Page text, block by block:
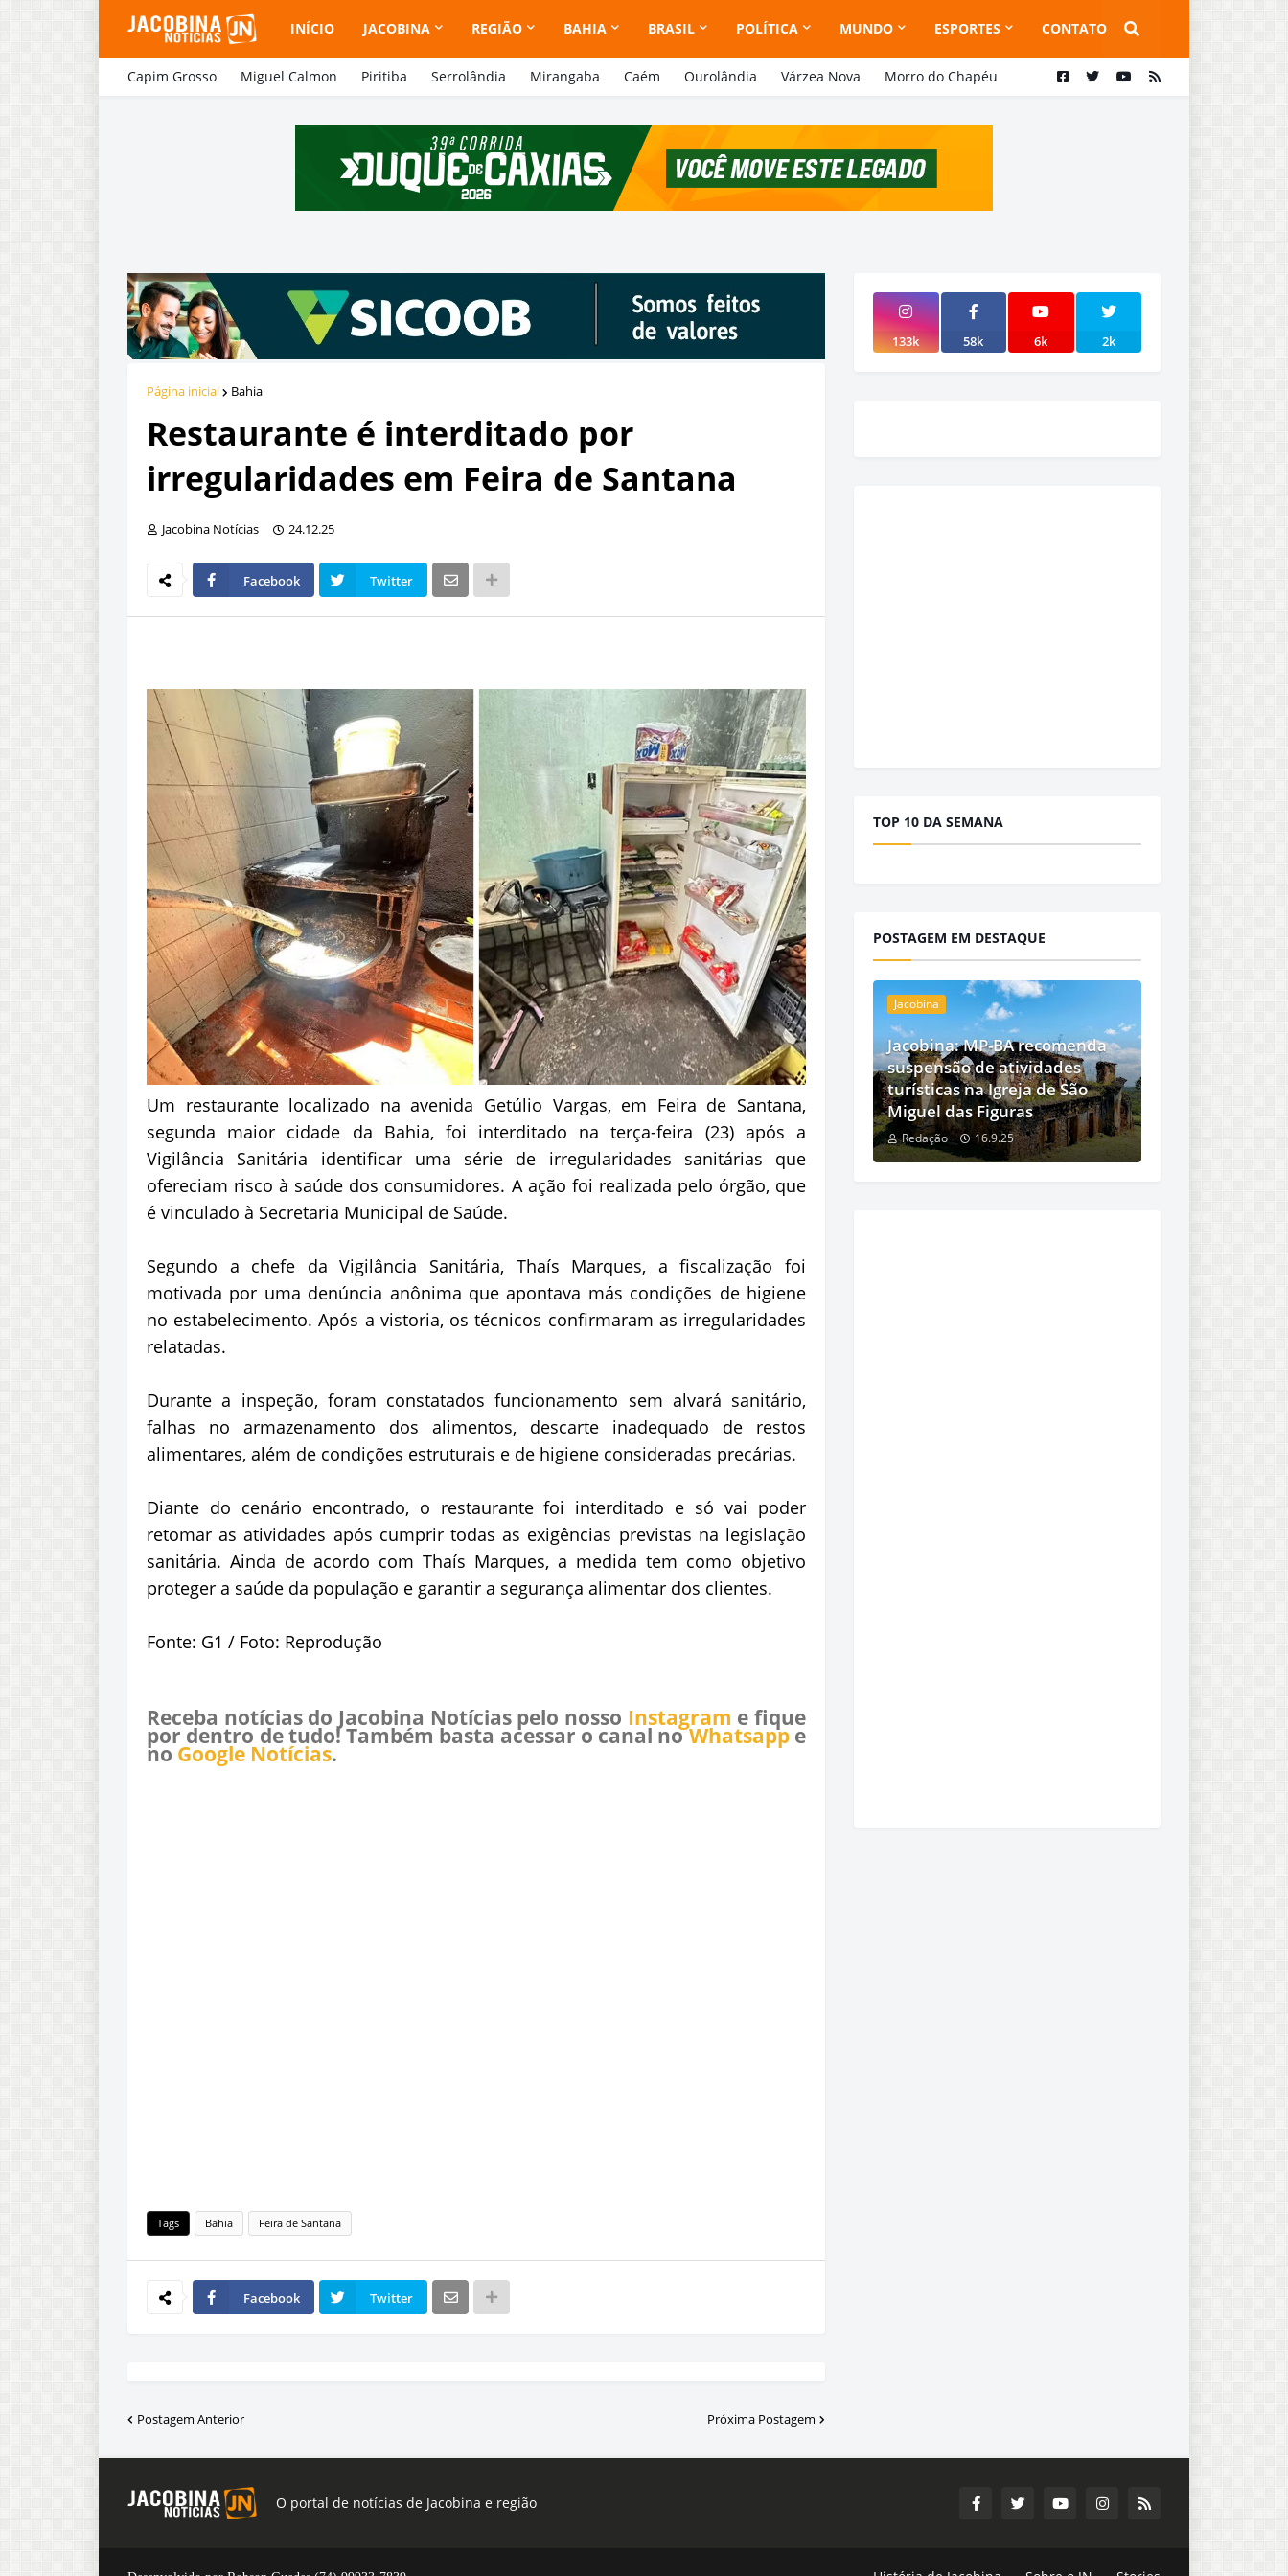
INÍCIO JACOBINA REGIÃO BAHIA BRASIL POLÍTICA MUNDO ESPORTES CONTATO
Capim Grosso Miguel Calmon Piritiba Serrolândia Mirangaba Caém Ourolândia Várzea Nova Morro do Chapéu
Página inicial Bahia
Restaurante é interditado por
irregularidades em Feira de Santana
Jacobina Notícias 24.12.25
Facebook Twitter
Um restaurante localizado na avenida Getúlio Vargas, em Feira de Santana,
segunda maior cidade da Bahia, foi interditado na terça-feira (23) após a
Vigilância Sanitária identificar uma série de irregularidades sanitárias que
ofereciam risco à saúde dos consumidores. A ação foi realizada pelo órgão, que
é vinculado à Secretaria Municipal de Saúde.
Segundo a chefe da Vigilância Sanitária, Thaís Marques, a fiscalização foi
motivada por uma denúncia anônima que apontava más condições de higiene
no estabelecimento. Após a vistoria, os técnicos confirmaram as irregularidades
relatadas.
Durante a inspeção, foram constatados funcionamento sem alvará sanitário,
falhas no armazenamento dos alimentos, descarte inadequado de restos
alimentares, além de condições estruturais e de higiene consideradas precárias.
Diante do cenário encontrado, o restaurante foi interditado e só vai poder
retomar as atividades após cumprir todas as exigências previstas na legislação
sanitária. Ainda de acordo com Thaís Marques, a medida tem como objetivo
proteger a saúde da população e garantir a segurança alimentar dos clientes.
Fonte: G1 / Foto: Reprodução
Receba notícias do Jacobina Notícias pelo nosso Instagram e fique
por dentro de tudo! Também basta acessar o canal noWhatsappe
no Google Notícias.
Tags Bahia Feira de Santana
Facebook Twitter
Postagem Anterior Próxima Postagem
133k 58k 6k 2k
TOP 10 DA SEMANA
POSTAGEM EM DESTAQUE
Jacobina
Jacobina: MP-BA recomenda
suspensão de atividades
turísticas na Igreja de São
Miguel das Figuras
Redação 16.9.25
O portal de notícias de Jacobina e região